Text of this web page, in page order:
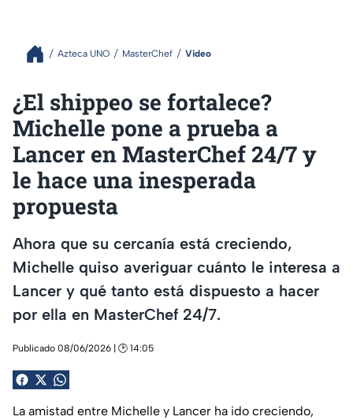
Azteca UNO MasterChef Video
¿El shippeo se fortalece?
Michelle pone a prueba a
Lancer en MasterChef 24/7 y
le hace una inesperada
propuesta
Ahora que su cercanía está creciendo,
Michelle quiso averiguar cuánto le interesa a
Lancer y qué tanto está dispuesto a hacer
por ella en MasterChef 24/7.
Publicado 08/06/2026 | 🕑 14:05
La amistad entre Michelle y Lancer ha ido creciendo,